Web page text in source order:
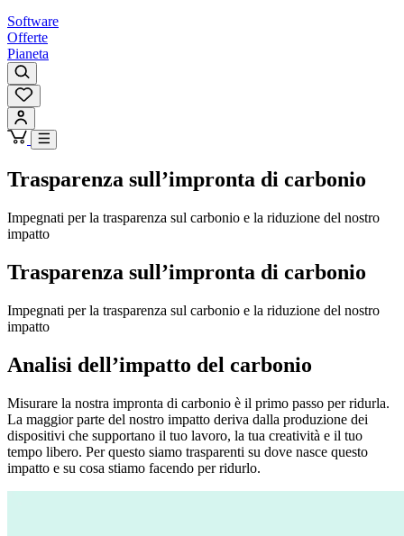
Software
Offerte
Pianeta
Trasparenza sull’impronta di carbonio
Impegnati per la trasparenza sul carbonio e la riduzione del nostro
impatto
Trasparenza sull’impronta di carbonio
Impegnati per la trasparenza sul carbonio e la riduzione del nostro
impatto
Analisi dell’impatto del carbonio
Misurare la nostra impronta di carbonio è il primo passo per ridurla.
La maggior parte del nostro impatto deriva dalla produzione dei
dispositivi che supportano il tuo lavoro, la tua creatività e il tuo
tempo libero. Per questo siamo trasparenti su dove nasce questo
impatto e su cosa stiamo facendo per ridurlo.